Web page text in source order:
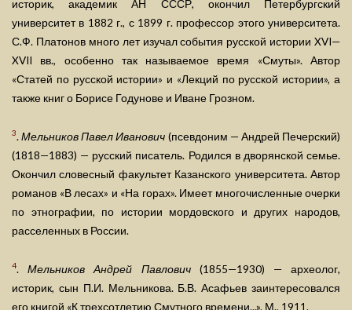
историк, академик АН СССР, окончил Петербургский
университет в 1882 г., с 1899 г. профессор этого университета.
С.Ф. Платонов много лет изучал события русской истории XVI—
XVII вв., особенно так называемое время «Смуты». Автор
«Статей по русской истории» и «Лекций по русской истории», а
также книг о Борисе Годунове и Иване Грозном.
3.Мельников Павел Иванович (псевдоним — Андрей Печерский)
(1818—1883) — русский писатель. Родился в дворянской семье.
Окончил словесный факультет Казанского университета. Автор
романов «В лесах» и «На горах». Имеет многочисленные очерки
по этнографии, по истории мордовского и других народов,
расселенных в России.
4.Мельников Андрей Павлович(1855—1930) — археолог,
историк, сын П.И. Мельникова. Б.В. Асафьев заинтересовался
его книгой «К трехсотлетию Смутного времени...». М., 1911.